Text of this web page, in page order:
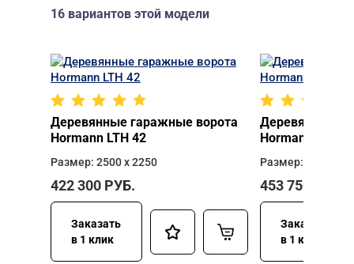
16 вариантов этой модели
Деревянные гаражные ворота
Hormann LTH 42
Размер: 2500 х 2250
422 300 РУБ.
Заказать
в 1 клик
Деревянные
Hormann LTH
Размер: 2500 х
453 750
Заказать
в 1 клик